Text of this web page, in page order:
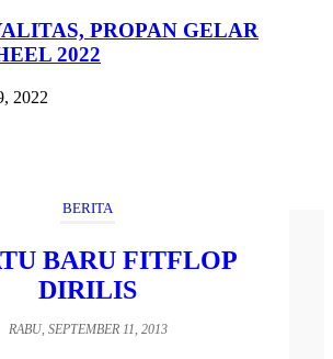
PROPAN GELAR
2022
2022
BERITA
BARU FITFLOP
DIRILIS
RABU, SEPTEMBER 11, 2013